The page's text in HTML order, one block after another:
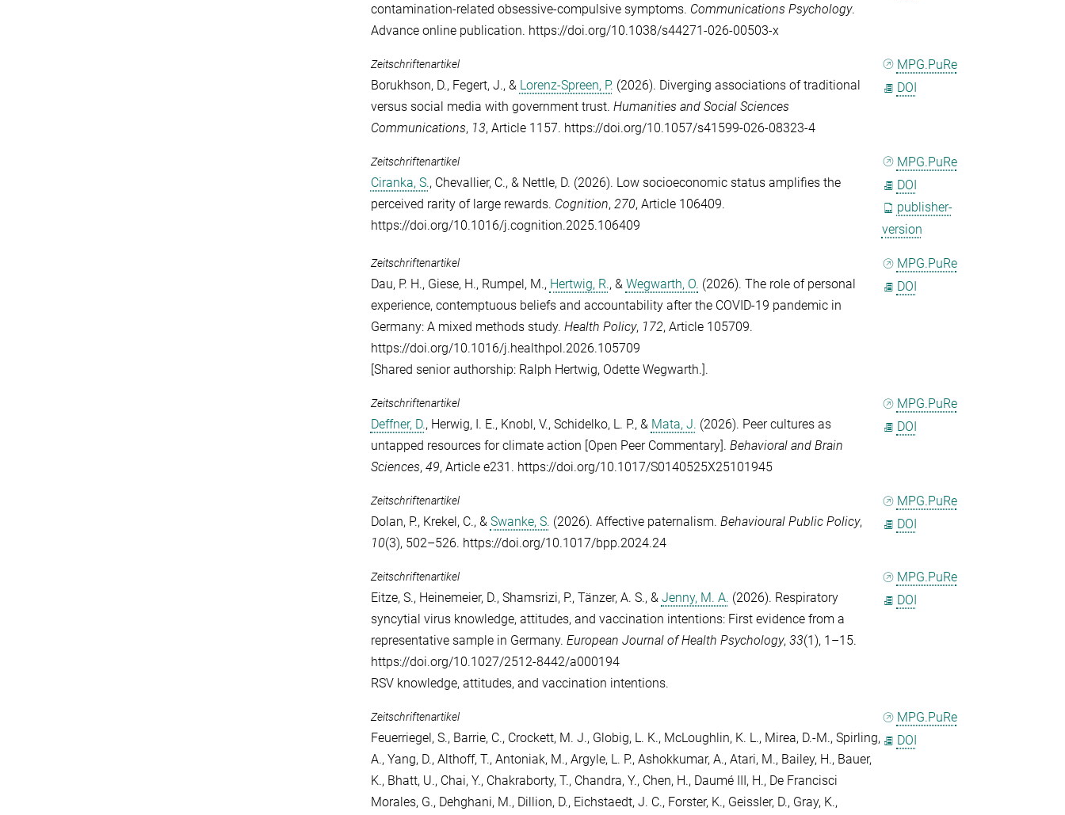
contamination-related obsessive-compulsive symptoms. Communications Psychology.
Advance online publication. https://doi.org/10.1038/s44271-026-00503-x
Zeitschriftenartikel
Borukhson, D., Fegert, J., & Lorenz-Spreen, P. (2026). Diverging associations of traditional
versus social media with government trust. Humanities and Social Sciences
Communications, 13, Article 1157. https://doi.org/10.1057/s41599-026-08323-4
MPG.PuRe
DOI
Zeitschriftenartikel
Ciranka, S., Chevallier, C., & Nettle, D. (2026). Low socioeconomic status amplifies the
perceived rarity of large rewards. Cognition, 270, Article 106409.
https://doi.org/10.1016/j.cognition.2025.106409
MPG.PuRe
DOI
publisher-
version
Zeitschriftenartikel
Dau, P. H., Giese, H., Rumpel, M., Hertwig, R., & Wegwarth, O. (2026). The role of personal
experience, contemptuous beliefs and accountability after the COVID-19 pandemic in
Germany: A mixed methods study. Health Policy, 172, Article 105709.
https://doi.org/10.1016/j.healthpol.2026.105709
[Shared senior authorship: Ralph Hertwig, Odette Wegwarth.].
MPG.PuRe
DOI
Zeitschriftenartikel
Deffner, D., Herwig, I. E., Knobl, V., Schidelko, L. P., & Mata, J. (2026). Peer cultures as
untapped resources for climate action [Open Peer Commentary]. Behavioral and Brain
Sciences, 49, Article e231. https://doi.org/10.1017/S0140525X25101945
MPG.PuRe
DOI
Zeitschriftenartikel
Dolan, P., Krekel, C., & Swanke, S. (2026). Affective paternalism. Behavioural Public Policy,
10(3), 502–526. https://doi.org/10.1017/bpp.2024.24
MPG.PuRe
DOI
Zeitschriftenartikel
Eitze, S., Heinemeier, D., Shamsrizi, P., Tänzer, A. S., & Jenny, M. A. (2026). Respiratory
syncytial virus knowledge, attitudes, and vaccination intentions: First evidence from a
representative sample in Germany. European Journal of Health Psychology, 33(1), 1–15.
https://doi.org/10.1027/2512-8442/a000194
RSV knowledge, attitudes, and vaccination intentions.
MPG.PuRe
DOI
Zeitschriftenartikel
Feuerriegel, S., Barrie, C., Crockett, M. J., Globig, L. K., McLoughlin, K. L., Mirea, D.-M., Spirling,
A., Yang, D., Althoff, T., Antoniak, M., Argyle, L. P., Ashokkumar, A., Atari, M., Bailey, H., Bauer,
K., Bhatt, U., Chai, Y., Chakraborty, T., Chandra, Y., Chen, H., Daumé III, H., De Francisci
Morales, G., Dehghani, M., Dillion, D., Eichstaedt, J. C., Forster, K., Geissler, D., Gray, K.,
MPG.PuRe
DOI